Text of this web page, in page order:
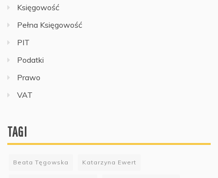
Księgowość
Pełna Księgowość
PIT
Podatki
Prawo
VAT
TAGI
Beata Tęgowska Katarzyna Ewert